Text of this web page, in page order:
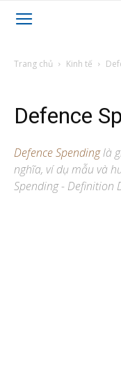
Trang chủ Kinh tế
Defence
Defence Spendinglà
nghĩa, ví dụ mẫu và
Spending - Definition